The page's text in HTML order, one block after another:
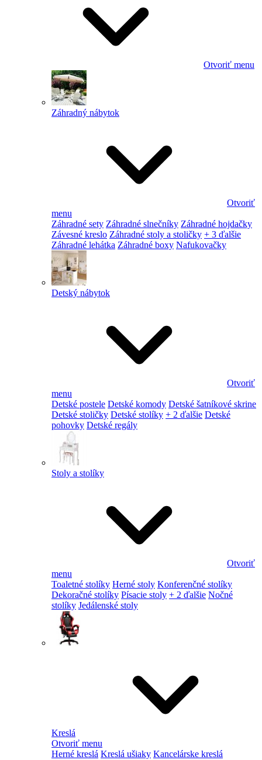
Otvoriť menu
Záhradný nábytok
Otvoriť
menu
Záhradné sety Záhradné slnečníky Záhradné hojdačky
Závesné kreslo Záhradné stoly a stoličky + 3 ďalšie
Záhradné lehátka Záhradné boxy Nafukovačky
Detský nábytok
Otvoriť
menu
Detské postele Detské komody Detské šatníkové skrine
Detské stoličky Detské stolíky + 2 ďalšie Detské
pohovky Detské regály
Stoly a stolíky
Otvoriť
menu
Toaletné stolíky Herné stoly Konferenčné stolíky
Dekoračné stolíky Písacie stoly + 2 ďalšie Nočné
stolíky Jedálenské stoly
Kreslá
Otvoriť menu
Herné kreslá Kreslá ušiaky Kancelárske kreslá